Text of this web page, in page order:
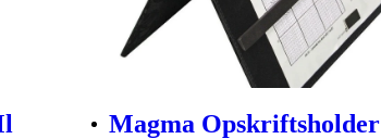
Magma Opskriftsholder